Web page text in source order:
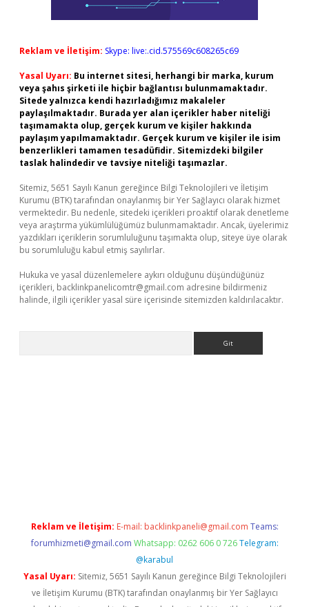
Reklam ve İletişim: Skype: live:.cid.575569c608265c69
Yasal Uyarı: Bu internet sitesi, herhangi bir marka, kurum
veya şahıs şirketi ile hiçbir bağlantısı bulunmamaktadır.
Sitede yalnızca kendi hazırladığımız makaleler
paylaşılmaktadır. Burada yer alan içerikler haber niteliği
taşımamakta olup, gerçek kurum ve kişiler hakkında
paylaşım yapılmamaktadır. Gerçek kurum ve kişiler ile isim
benzerlikleri tamamen tesadüfidir. Sitemizdeki bilgiler
taslak halindedir ve tavsiye niteliği taşımazlar.
Sitemiz, 5651 Sayılı Kanun gereğince Bilgi Teknolojileri ve İletişim
Kurumu (BTK) tarafından onaylanmış bir Yer Sağlayıcı olarak hizmet
vermektedir. Bu nedenle, sitedeki içerikleri proaktif olarak denetleme
veya araştırma yükümlülüğümüz bulunmamaktadır. Ancak, üyelerimiz
yazdıkları içeriklerin sorumluluğunu taşımakta olup, siteye üye olarak
bu sorumluluğu kabul etmiş sayılırlar.
Hukuka ve yasal düzenlemelere aykırı olduğunu düşündüğünüz
içerikleri, backlinkpanelicomtr@gmail.com adresine bildirmeniz
halinde, ilgili içerikler yasal süre içerisinde sitemizden kaldırılacaktır.
Reklam ve İletişim: E-mail: backlinkpaneli@gmail.com Teams:
forumhizmeti@gmail.com Whatsapp: 0262 606 0 726 Telegram:
@karabul
Yasal Uyarı: Sitemiz, 5651 Sayılı Kanun gereğince Bilgi Teknolojileri
ve İletişim Kurumu (BTK) tarafından onaylanmış bir Yer Sağlayıcı